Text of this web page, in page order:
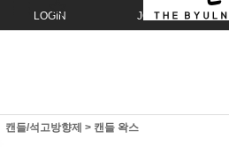
LOGIN JOIN
캔들/석고방향제 > 캔들 왁스